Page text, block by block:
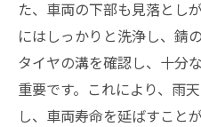
た、車両の下部も見落とし
にはしっかりと洗浄し、錆
タイヤの溝を確認し、十分
重要です。これにより、雨
し、車両寿命を延ばすこと